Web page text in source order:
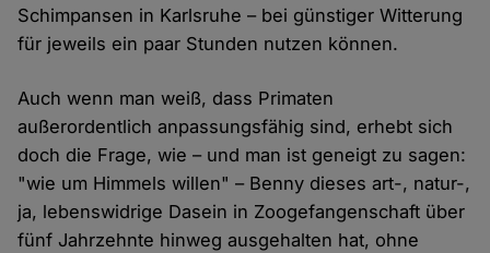
Schimpansen in Karlsruhe – bei günstiger Witterung
für jeweils ein paar Stunden nutzen können.
Auch wenn man weiß, dass Primaten
außerordentlich anpassungsfähig sind, erhebt sich
doch die Frage, wie – und man ist geneigt zu sagen:
"wie um Himmels willen" – Benny dieses art-, natur-,
ja, lebenswidrige Dasein in Zoogefangenschaft über
fünf Jahrzehnte hinweg ausgehalten hat, ohne